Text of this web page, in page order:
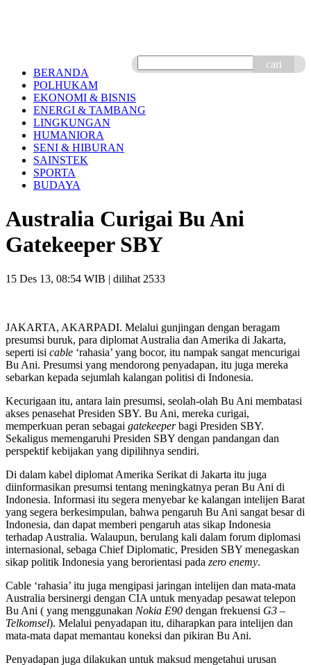
cari
BERANDA
POLHUKAM
EKONOMI & BISNIS
ENERGI & TAMBANG
LINGKUNGAN
HUMANIORA
SENI & HIBURAN
SAINSTEK
SPORTA
BUDAYA
Australia Curigai Bu Ani
Gatekeeper SBY
15 Des 13, 08:54 WIB | dilihat 2533
JAKARTA, AKARPADI. Melalui gunjingan dengan beragam
presumsi buruk, para diplomat Australia dan Amerika di Jakarta,
seperti isi cable ‘rahasia’ yang bocor, itu nampak sangat mencurigai
Bu Ani. Presumsi yang mendorong penyadapan, itu juga mereka
sebarkan kepada sejumlah kalangan politisi di Indonesia.
Kecurigaan itu, antara lain presumsi, seolah-olah Bu Ani membatasi
akses penasehat Presiden SBY. Bu Ani, mereka curigai,
memperkuan peran sebagai gatekeeperbagi Presiden SBY.
Sekaligus memengaruhi Presiden SBY dengan pandangan dan
perspektif kebijakan yang dipilihnya sendiri.
Di dalam kabel diplomat Amerika Serikat di Jakarta itu juga
diinformasikan presumsi tentang meningkatnya peran Bu Ani di
Indonesia. Informasi itu segera menyebar ke kalangan intelijen Barat
yang segera berkesimpulan, bahwa pengaruh Bu Ani sangat besar di
Indonesia, dan dapat memberi pengaruh atas sikap Indonesia
terhadap Australia. Walaupun, berulang kali dalam forum diplomasi
internasional, sebaga Chief Diplomatic, Presiden SBY menegaskan
sikap politik Indonesia yang berorientasi pada zero enemy.
Cable ‘rahasia’ itu juga mengipasi jaringan intelijen dan mata-mata
Australia bersinergi dengan CIA untuk menyadap pesawat telepon
Bu Ani ( yang menggunakan Nokia E90 dengan frekuensi G3 –
Telkomsel). Melalui penyadapan itu, diharapkan para intelijen dan
mata-mata dapat memantau koneksi dan pikiran Bu Ani.
Penyadapan juga dilakukan untuk maksud mengetahui urusan